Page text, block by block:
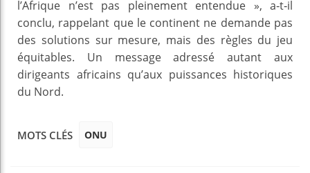
l’Afrique n’est pas pleinement entendue », a‑t‑il
conclu, rappelant que le continent ne demande pas
des solutions sur mesure, mais des règles du jeu
équitables. Un message adressé autant aux
dirigeants africains qu’aux puissances historiques
du Nord.
MOTS CLÉS ONU